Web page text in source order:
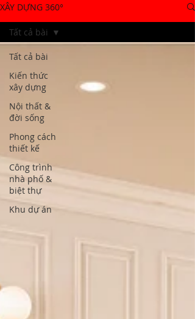
XÂY DỰNG 360°
Tất cả bài
Kiến thức
xây dựng
Nội thất &
đời sống
Phong cách
thiết kế
Công trình
nhà phố &
biệt thự
Khu dự án
Tất cả bài